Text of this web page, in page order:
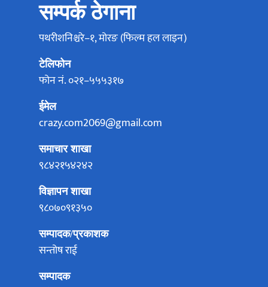
सम्पर्क ठेगाना
पथरीशनिश्चरे–१, मोरङ (फिल्म हल लाइन)
टेलिफोन
फोन नं. ०२१–५५५३१७
ईमेल
crazy.com2069@gmail.com
समाचार शाखा
९८४२१५४२४२
विज्ञापन शाखा
९८०७०९१३५०
सम्पादक/प्रकाशक
सन्तोष राई
सम्पादक